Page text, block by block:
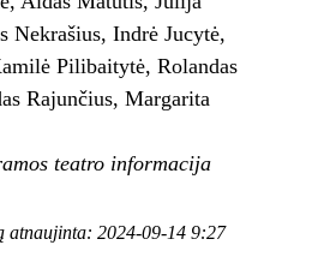
Nekrašius, Indrė Jucytė,
Pilibaitytė, Rolandas
Rajunčius, Margarita
teatro informacija
atnaujinta: 2024-09-14 9:27